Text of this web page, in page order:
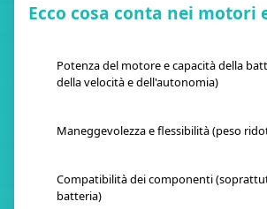
Ecco cosa conta nei motori
Potenza del motore e capacità della
della velocità e dell'autonomia)
Maneggevolezza e flessibilità (peso
Compatibilità dei componenti
batteria)